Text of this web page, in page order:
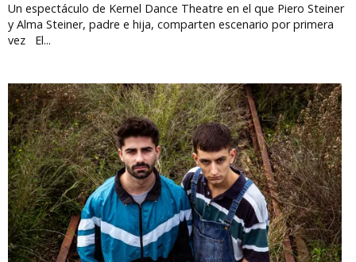
Un espectáculo de Kernel Dance Theatre en el que Piero Steiner
y Alma Steiner, padre e hija, comparten escenario por primera
vez El...